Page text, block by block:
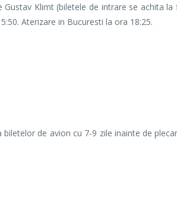
Klimt (biletele de intrare se achita
Aterizare in Bucuresti la ora 18:25.
de avion cu 7-9 zile inainte de